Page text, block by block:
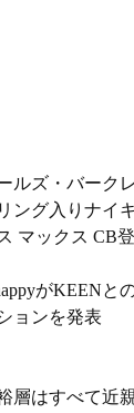
ルズ・バーク
ング入りナイ
マックス CB登
がKEENと
ョンを発表
層はすべて近